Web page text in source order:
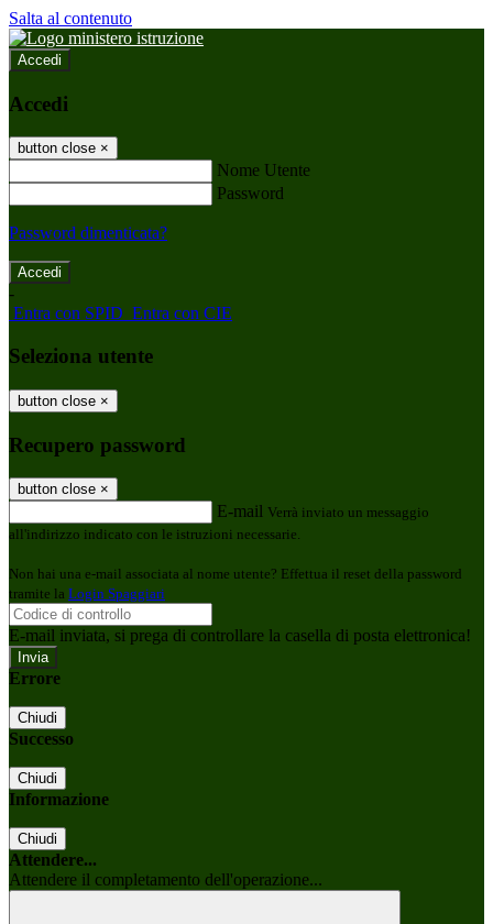
Salta al contenuto
Accedi
Accedi
button close ×
Nome Utente
Password
Password dimenticata?
-
Entra con SPID Entra con CIE
Seleziona utente
button close ×
Recupero password
button close ×
E-mail Verrà inviato un messaggio
all'indirizzo indicato con le istruzioni necessarie.
Non hai una e-mail associata al nome utente? Effettua il reset della password
tramite la Login Spaggiari
E-mail inviata, si prega di controllare la casella di posta elettronica!
Errore
Chiudi
Successo
Chiudi
Informazione
Chiudi
Attendere...
Attendere il completamento dell'operazione...